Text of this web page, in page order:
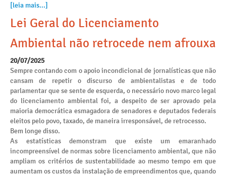
[leia mais...]
Lei Geral do Licenciamento
Ambiental não retrocede nem afrouxa
20/07/2025
Sempre contando com o apoio incondicional de jornalísticas que não
cansam de repetir o discurso de ambientalistas e de todo
parlamentar que se sente de esquerda, o necessário novo marco legal
do licenciamento ambiental foi, a despeito de ser aprovado pela
maioria democrática esmagadora de senadores e deputados federais
eleitos pelo povo, taxado, de maneira irresponsável, de retrocesso.
Bem longe disso.
As estatísticas demonstram que existe um emaranhado
incompreensível de normas sobre licenciamento ambiental, que não
ampliam os critérios de sustentabilidade ao mesmo tempo em que
aumentam os custos da instalação de empreendimentos que, quando